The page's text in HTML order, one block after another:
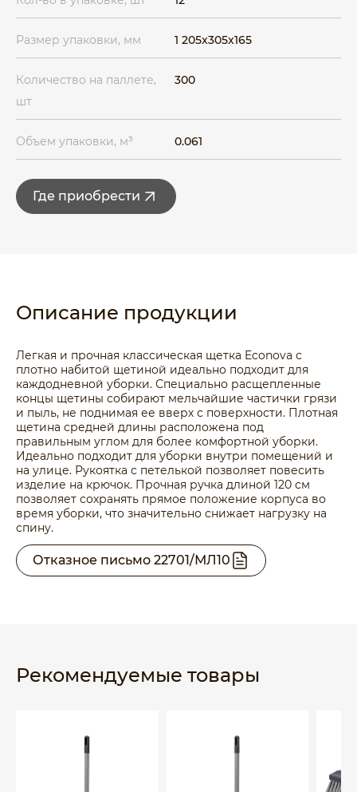
Размер упаковки, мм 1 205x305x165
Количество на паллете,
шт
300
Объем упаковки, м³ 0.061
Где приобрести
Описание продукции
Легкая и прочная классическая щетка Econova с
плотно набитой щетиной идеально подходит для
каждодневной уборки. Специально расщепленные
концы щетины собирают мельчайшие частички грязи
и пыль, не поднимая ее вверх с поверхности. Плотная
щетина средней длины расположена под
правильным углом для более комфортной уборки.
Идеально подходит для уборки внутри помещений и
на улице. Рукоятка с петелькой позволяет повесить
изделие на крючок. Прочная ручка длиной 120 см
позволяет сохранять прямое положение корпуса во
время уборки, что значительно снижает нагрузку на
спину.
Отказное письмо 22701/МЛ10
Рекомендуемые товары